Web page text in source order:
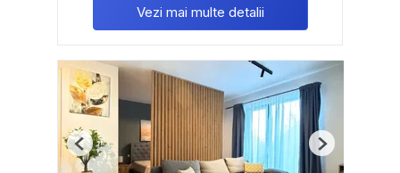
Vezi mai multe detalii
Previous Next